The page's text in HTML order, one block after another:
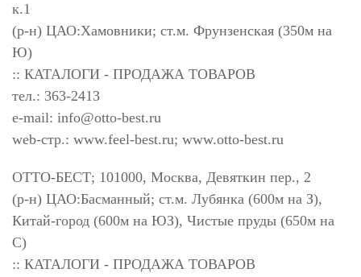
к.1
(р-н) ЦАО:Хамовники; ст.м. Фрунзенская (350м на
Ю)
:: КАТАЛОГИ - ПРОДАЖА ТОВАРОВ
тел.: 363-2413
e-mail: info@otto-best.ru
web-стр.: www.feel-best.ru; www.otto-best.ru
ОТТО-БЕСТ; 101000, Москва, Девяткин пер., 2
(р-н) ЦАО:Басманный; ст.м. Лубянка (600м на З),
Китай-город (600м на ЮЗ), Чистые пруды (650м на
С)
:: КАТАЛОГИ - ПРОДАЖА ТОВАРОВ